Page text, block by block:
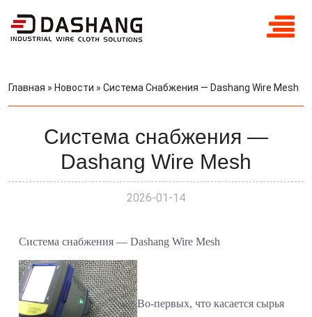
Главная » Новости » Система Снабжения — Dashang Wire Mesh
Система снабжения —
Dashang Wire Mesh
2026-01-14
Система снабжения — Dashang Wire Mesh
Во-первых, что касается сырья